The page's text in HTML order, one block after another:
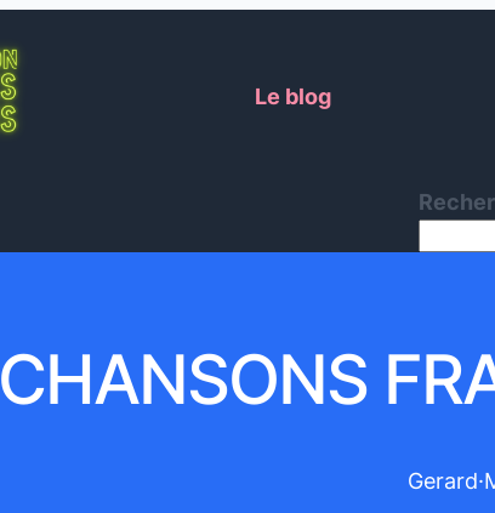
Le blog
CHANSONS
Gerard·